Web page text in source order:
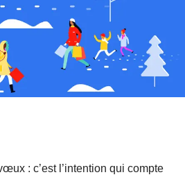
: c’est l’intention qui compte